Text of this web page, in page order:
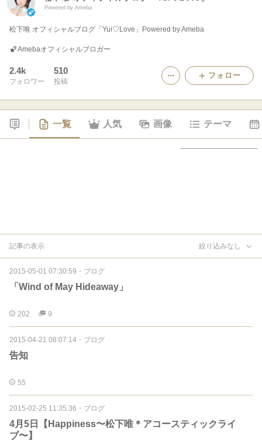
Powered by Ameba
松下唯 オフィシャルブログ「Yui♡Love」Powered by Ameba
Amebaオフィシャルブロガー
2.4k
フォロワー
510
投稿
フォロー
一覧 人気 画像 テーマ
記事の表示 絞り込みなし
2015-05-01 07:30:59 ・ ブログ
「Wind of May Hideaway」
202 9
2015-04-21 08:07:14 ・ ブログ
告知
55
2015-02-25 11:35:36 ・ ブログ
4月5日【Happiness〜松下唯＊アコースティックライ
ブ〜】